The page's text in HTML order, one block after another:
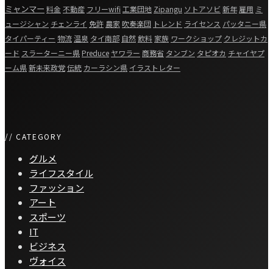
ミャンマー 料金 不動産 フリーwifi工業団地 Zipangu ソトアソビ新年 雇用 ミ
ュージシャン チェンライ 免許 農家 吹奏楽団 トレンド ライセンス パッタニー県
タイパーティー 物流温泉 タイ南部 自然飲料 家族 ワークショップ クレジットカ
ード スラーターニー県Preduce ヤワラー 商務省 タンブン タピオカ チャイヤプ
ーム県新未来政党伝統 カーラシン県 イラストレター
// CATEGORY
グルメ
ライフスタイル
ファッション
アート
スポーツ
IT
ビジネス
ヴォイス